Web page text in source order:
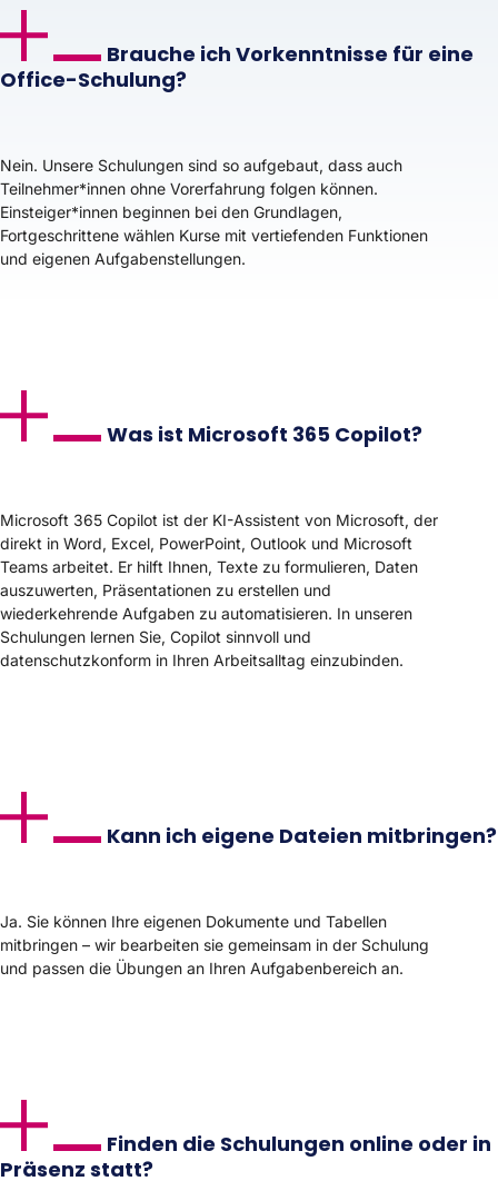
Brauche ich Vorkenntnisse für eine
Office-Schulung?
Nein. Unsere Schulungen sind so aufgebaut, dass auch
Teilnehmer*innen ohne Vorerfahrung folgen können.
Einsteiger*innen beginnen bei den Grundlagen,
Fortgeschrittene wählen Kurse mit vertiefenden Funktionen
und eigenen Aufgabenstellungen.
Was ist Microsoft 365 Copilot?
Microsoft 365 Copilot ist der KI-Assistent von Microsoft, der
direkt in Word, Excel, PowerPoint, Outlook und Microsoft
Teams arbeitet. Er hilft Ihnen, Texte zu formulieren, Daten
auszuwerten, Präsentationen zu erstellen und
wiederkehrende Aufgaben zu automatisieren. In unseren
Schulungen lernen Sie, Copilot sinnvoll und
datenschutzkonform in Ihren Arbeitsalltag einzubinden.
Kann ich eigene Dateien mitbringen?
Ja. Sie können Ihre eigenen Dokumente und Tabellen
mitbringen – wir bearbeiten sie gemeinsam in der Schulung
und passen die Übungen an Ihren Aufgabenbereich an.
Finden die Schulungen online oder in
Präsenz statt?